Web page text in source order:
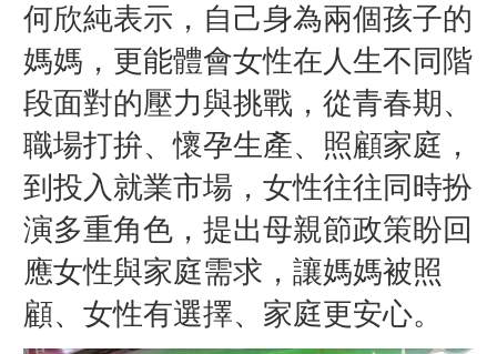
何欣純表示，自己身為兩個孩子的
媽媽，更能體會女性在人生不同階
段面對的壓力與挑戰，從青春期、
職場打拚、懷孕生產、照顧家庭，
到投入就業市場，女性往往同時扮
演多重角色，提出母親節政策盼回
應女性與家庭需求，讓媽媽被照
顧、女性有選擇、家庭更安心。